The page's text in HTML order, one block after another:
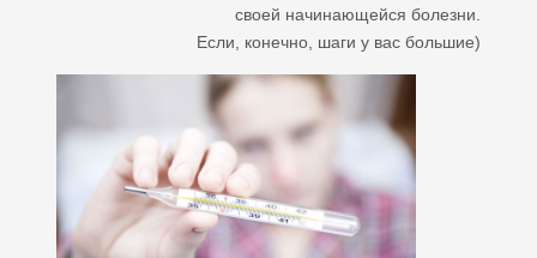
своей начинающейся болезни.
Если, конечно, шаги у вас большие)